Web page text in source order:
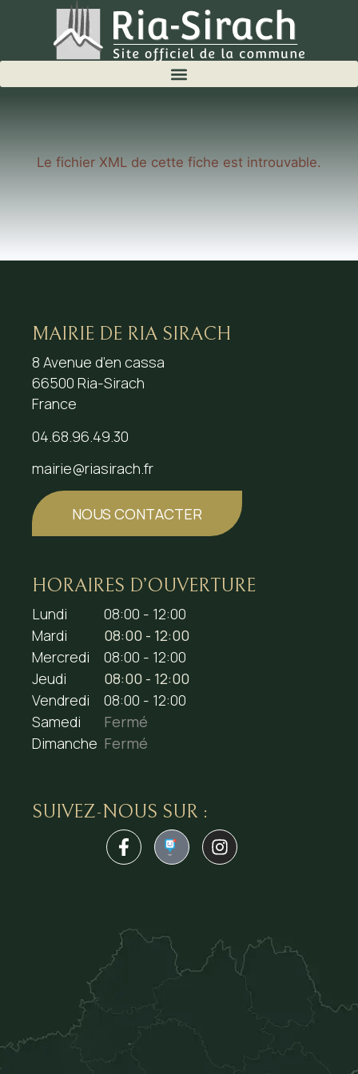
Le fichier XML de cette fiche est introuvable.
MAIRIE DE RIA SIRACH
8 Avenue d’en cassa
66500 Ria-Sirach
France
04.68.96.49.30
mairie@riasirach.fr
NOUS CONTACTER
HORAIRES D’OUVERTURE
Lundi
08:00 - 12:00
Mardi
08:00 - 12:00
Mercredi
08:00 - 12:00
Jeudi
08:00 - 12:00
Vendredi
08:00 - 12:00
Samedi
Fermé
Dimanche Fermé
SUIVEZ-NOUS SUR :
1